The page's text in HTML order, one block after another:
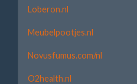
Loberon.nl
Meubelpootjes.nl
Novusfumus.com/nl
O2health.nl